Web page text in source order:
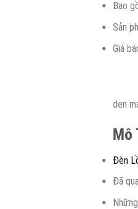
Bao
Sản
Giá
den
Mô
Đèn
Đã